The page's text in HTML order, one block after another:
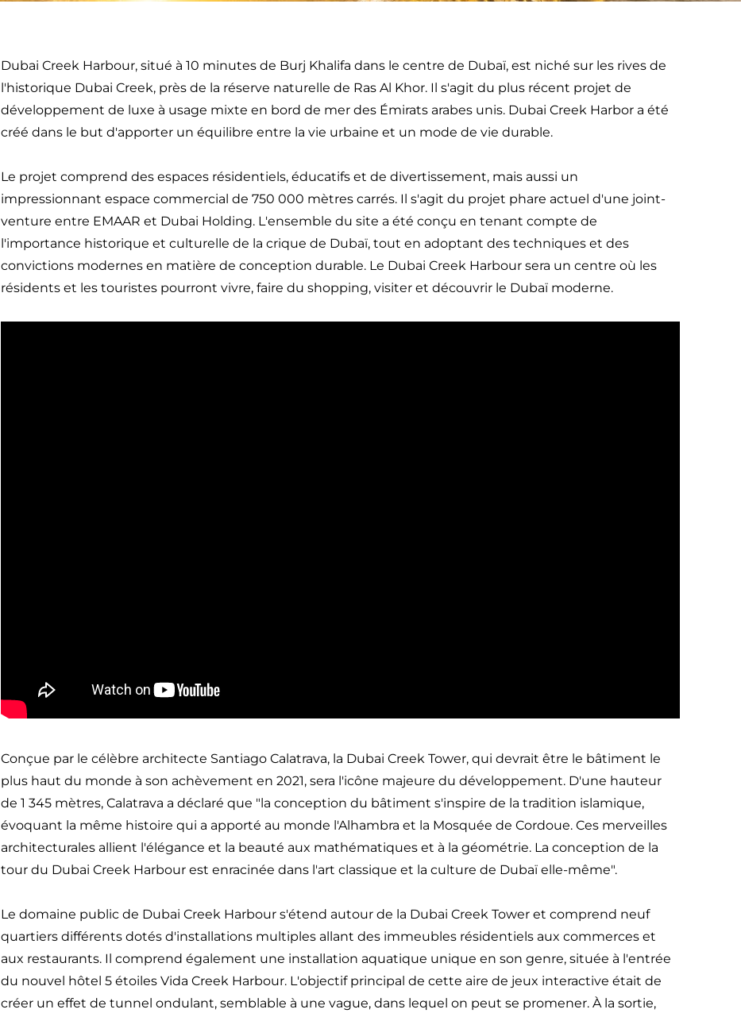
Dubai Creek Harbour, situé à 10 minutes de Burj Khalifa dans le centre de Dubaï, est niché sur les rives de
l'historique Dubai Creek, près de la réserve naturelle de Ras Al Khor. Il s'agit du plus récent projet de
développement de luxe à usage mixte en bord de mer des Émirats arabes unis. Dubai Creek Harbor a été
créé dans le but d'apporter un équilibre entre la vie urbaine et un mode de vie durable.
Le projet comprend des espaces résidentiels, éducatifs et de divertissement, mais aussi un
impressionnant espace commercial de 750 000 mètres carrés. Il s'agit du projet phare actuel d'une joint-
venture entre EMAAR et Dubai Holding. L'ensemble du site a été conçu en tenant compte de
l'importance historique et culturelle de la crique de Dubaï, tout en adoptant des techniques et des
convictions modernes en matière de conception durable. Le Dubai Creek Harbour sera un centre où les
résidents et les touristes pourront vivre, faire du shopping, visiter et découvrir le Dubaï moderne.
Conçue par le célèbre architecte Santiago Calatrava, la Dubai Creek Tower, qui devrait être le bâtiment le
plus haut du monde à son achèvement en 2021, sera l'icône majeure du développement. D'une hauteur
de 1 345 mètres, Calatrava a déclaré que "la conception du bâtiment s'inspire de la tradition islamique,
évoquant la même histoire qui a apporté au monde l'Alhambra et la Mosquée de Cordoue. Ces merveilles
architecturales allient l'élégance et la beauté aux mathématiques et à la géométrie. La conception de la
tour du Dubai Creek Harbour est enracinée dans l'art classique et la culture de Dubaï elle-même".
Le domaine public de Dubai Creek Harbour s'étend autour de la Dubai Creek Tower et comprend neuf
quartiers différents dotés d'installations multiples allant des immeubles résidentiels aux commerces et
aux restaurants. Il comprend également une installation aquatique unique en son genre, située à l'entrée
du nouvel hôtel 5 étoiles Vida Creek Harbour. L'objectif principal de cette aire de jeux interactive était de
créer un effet de tunnel ondulant, semblable à une vague, dans lequel on peut se promener. À la sortie,